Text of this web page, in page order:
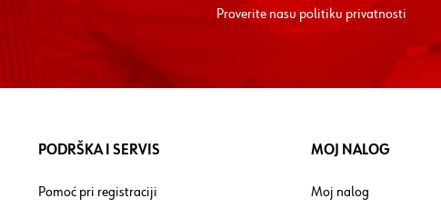
Proverite nasupolitiku privatnosti
PODRŠKA I SERVIS
Pomoć pri registraciji
MOJ NALOG
Moj nalog